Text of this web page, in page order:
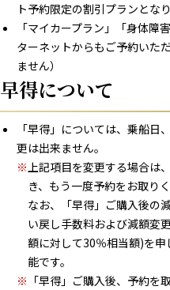
ト予約限定の割引プランとなり
「マイカープラン」「身体障
ターネットからもご予約いた
ません）
早得について
「早得」については、乗船日
更は出来ません。
※上記項目を変更する場合は
き、もう一度予約をお取りく
なお、「早得」ご購入後の
い戻し手数料および減額変
額に対して30％相当額)を
能です。
※ 「早得」ご購入後、予約を